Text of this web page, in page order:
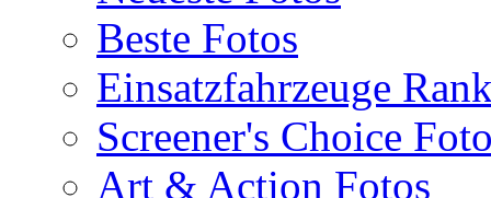
Beste Fotos
Einsatzfahrzeuge
Screener's Choice
Art & Action Fotos